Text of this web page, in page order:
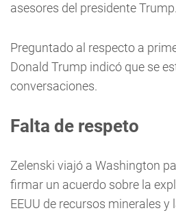
asesores del presidente Trump.
Preguntado al respecto a
Donald Trump indicó que se
conversaciones.
Falta de respeto
Zelenski viajó a Washington
firmar un acuerdo sobre la
EEUU de recursos minerales y